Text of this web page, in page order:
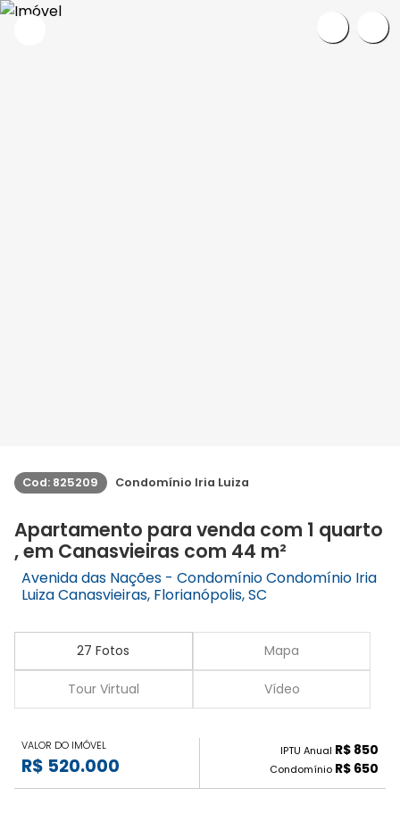
Cod: 825209 Condomínio Iria Luiza
Apartamento para venda com 1 quarto
, em Canasvieiras com 44 m²
Avenida das Nações - Condomínio Condomínio Iria
Luiza Canasvieiras, Florianópolis, SC
27 Fotos Mapa
Tour Virtual Vídeo
VALOR DO IMÓVEL
R$ 520.000
IPTU Anual R$ 850
Condomínio R$ 650